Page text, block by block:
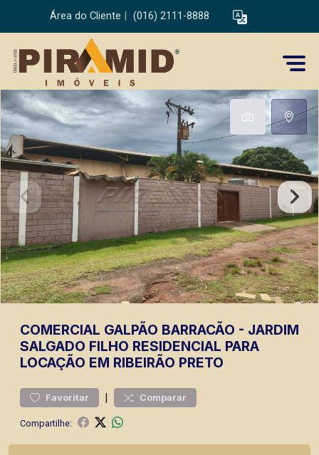
Área do Cliente (016) 2111-8888
COMERCIAL GALPÃO BARRACÃO - JARDIM
SALGADO FILHO RESIDENCIAL PARA
LOCAÇÃO EM RIBEIRÃO PRETO
Favoritar | Comparar
Compartilhe: